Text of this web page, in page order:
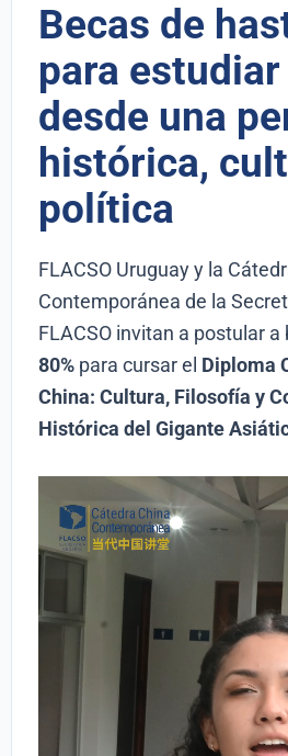
Becas de
para
desde una
histórica,
política
FLACSO Uruguay y la
Contemporánea de la
FLACSO invitan a postular a
80% para cursar el Diploma
China: Cultura, Filosofía y
Histórica del Gigante